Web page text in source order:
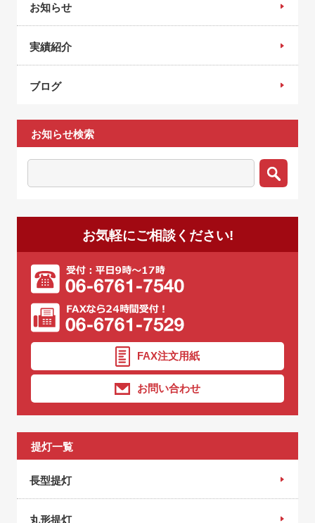
お知らせ
実績紹介
ブログ
お知らせ検索
お気軽にご相談ください!
FAX注文用紙
お問い合わせ
提灯一覧
長型提灯
丸形提灯